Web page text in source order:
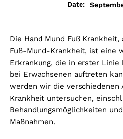
Date:
Die Hand Mund Fuß
Fuß-Mund-Krankheit, ist eine
Erkrankung, die in erster Linie
bei Erwachsenen auftreten
werden wir die verschiedenen
Krankheit untersuchen,
Behandlungsmöglichkeiten
Maßnahmen.